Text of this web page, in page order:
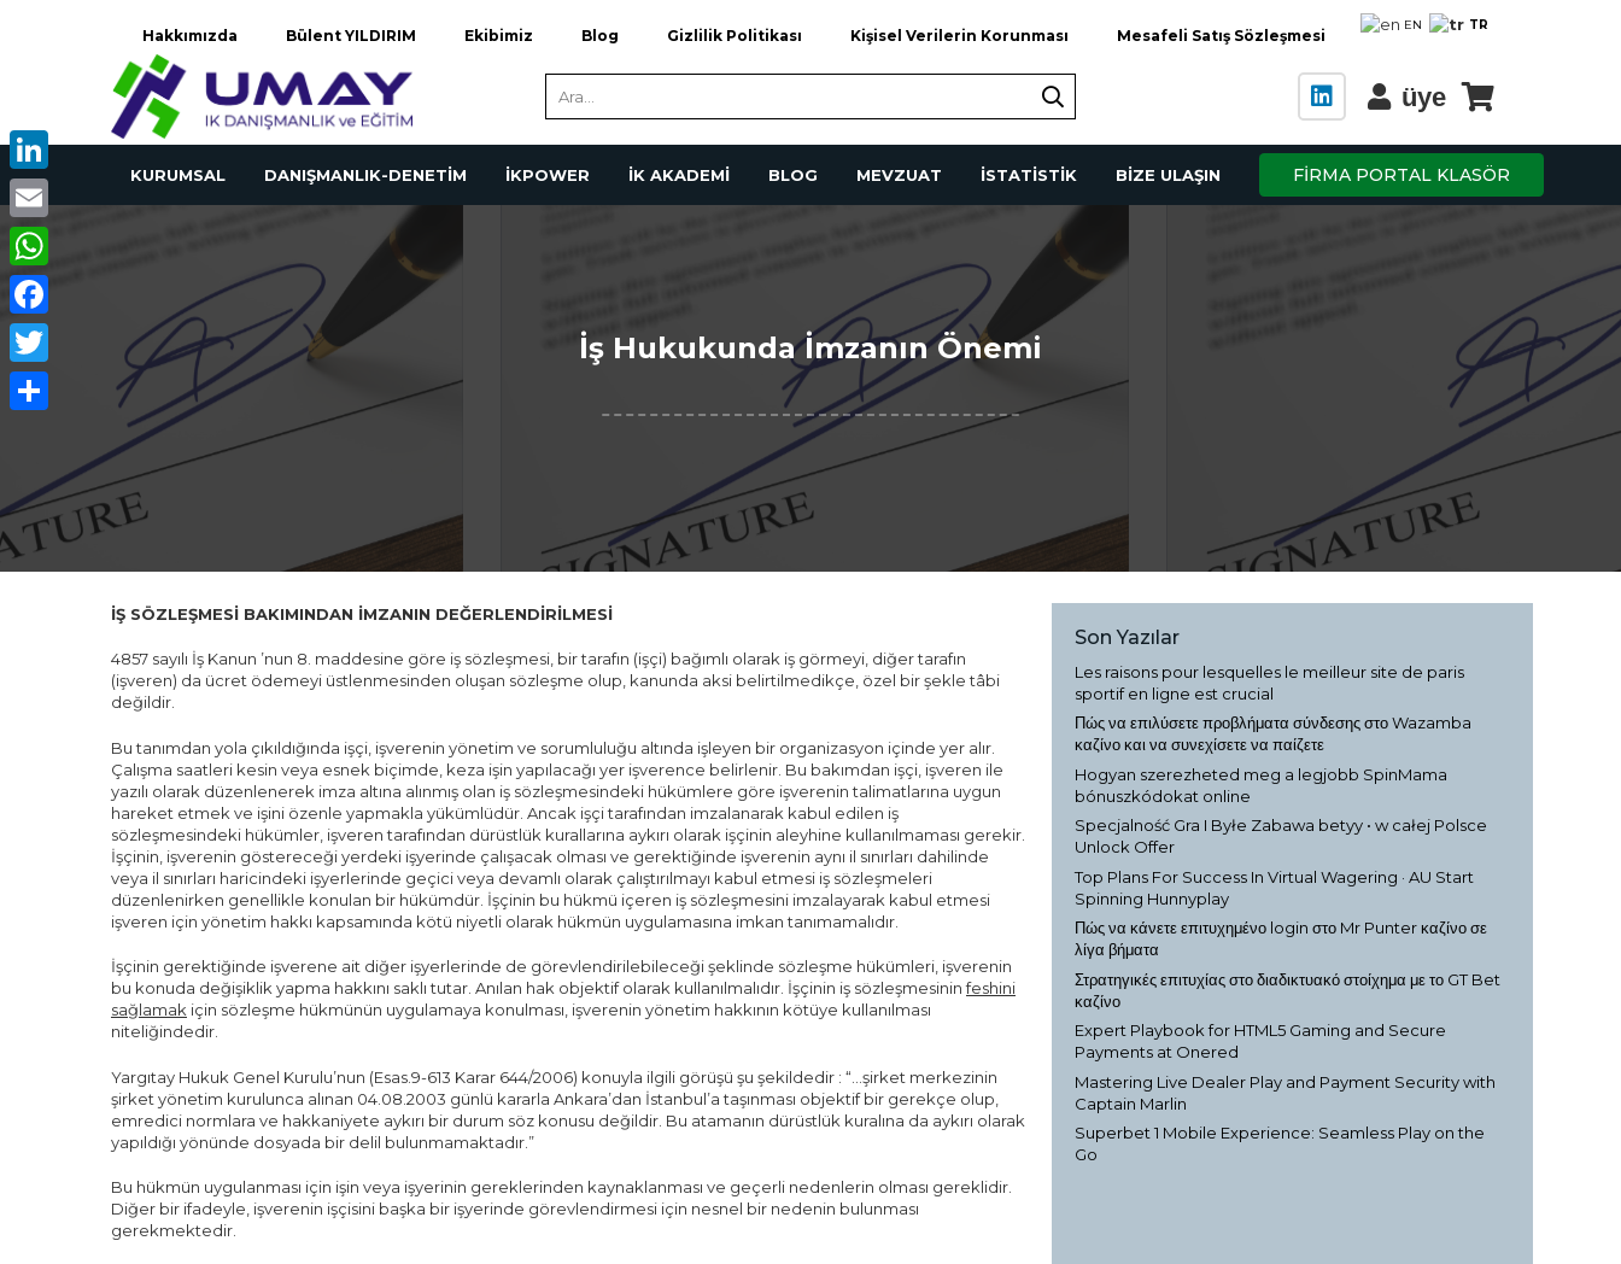
Hakkımızda Bülent YILDIRIM Ekibimiz Blog Gizlilik Politikası Kişisel Verilerin Korunması Mesafeli Satış Sözleşmesi
EN TR
üye
KURUMSAL DANIŞMANLIK-DENETİM İKPOWER İK AKADEMİ BLOG MEVZUAT İSTATİSTİK BİZE ULAŞIN FİRMA PORTAL KLASÖR
İş Hukukunda İmzanın Önemi
İŞ SÖZLEŞMESİ BAKIMINDAN İMZANIN DEĞERLENDİRİLMESİ
4857 sayılı İş Kanun ’nun 8. maddesine göre iş sözleşmesi, bir tarafın (işçi) bağımlı olarak iş görmeyi, diğer tarafın
(işveren) da ücret ödemeyi üstlenmesinden oluşan sözleşme olup, kanunda aksi belirtilmedikçe, özel bir şekle tâbi
değildir.
Bu tanımdan yola çıkıldığında işçi, işverenin yönetim ve sorumluluğu altında işleyen bir organizasyon içinde yer alır.
Çalışma saatleri kesin veya esnek biçimde, keza işin yapılacağı yer işverence belirlenir. Bu bakımdan işçi, işveren ile
yazılı olarak düzenlenerek imza altına alınmış olan iş sözleşmesindeki hükümlere göre işverenin talimatlarına uygun
hareket etmek ve işini özenle yapmakla yükümlüdür. Ancak işçi tarafından imzalanarak kabul edilen iş
sözleşmesindeki hükümler, işveren tarafından dürüstlük kurallarına aykırı olarak işçinin aleyhine kullanılmaması gerekir.
İşçinin, işverenin göstereceği yerdeki işyerinde çalışacak olması ve gerektiğinde işverenin aynı il sınırları dahilinde
veya il sınırları haricindeki işyerlerinde geçici veya devamlı olarak çalıştırılmayı kabul etmesi iş sözleşmeleri
düzenlenirken genellikle konulan bir hükümdür. İşçinin bu hükmü içeren iş sözleşmesini imzalayarak kabul etmesi
işveren için yönetim hakkı kapsamında kötü niyetli olarak hükmün uygulamasına imkan tanımamalıdır.
İşçinin gerektiğinde işverene ait diğer işyerlerinde de görevlendirilebileceği şeklinde sözleşme hükümleri, işverenin
bu konuda değişiklik yapma hakkını saklı tutar. Anılan hak objektif olarak kullanılmalıdır. İşçinin iş sözleşmesininfeshini
sağlamak için sözleşme hükmünün uygulamaya konulması, işverenin yönetim hakkının kötüye kullanılması
niteliğindedir.
Yargıtay Hukuk Genel Kurulu’nun (Esas.9-613 Karar 644/2006) konuyla ilgili görüşü şu şekildedir : “…şirket merkezinin
şirket yönetim kurulunca alınan 04.08.2003 günlü kararla Ankara’dan İstanbul’a taşınması objektif bir gerekçe olup,
emredici normlara ve hakkaniyete aykırı bir durum söz konusu değildir. Bu atamanın dürüstlük kuralına da aykırı olarak
yapıldığı yönünde dosyada bir delil bulunmamaktadır.”
Bu hükmün uygulanması için işin veya işyerinin gereklerinden kaynaklanması ve geçerli nedenlerin olması gereklidir.
Diğer bir ifadeyle, işverenin işçisini başka bir işyerinde görevlendirmesi için nesnel bir nedenin bulunması
gerekmektedir.
Son Yazılar
Les raisons pour lesquelles le meilleur site de paris
sportif en ligne est crucial
Πώς να επιλύσετε προβλήματα σύνδεσης στο Wazamba
καζίνο και να συνεχίσετε να παίζετε
Hogyan szerezheted meg a legjobb SpinMama
bónuszkódokat online
Specjalność Gra I Byłe Zabawa betyy • w całej Polsce
Unlock Offer
Top Plans For Success In Virtual Wagering · AU Start
Spinning Hunnyplay
Πώς να κάνετε επιτυχημένο login στο Mr Punter καζίνο σε
λίγα βήματα
Στρατηγικές επιτυχίας στο διαδικτυακό στοίχημα με το GT Bet
καζίνο
Expert Playbook for HTML5 Gaming and Secure
Payments at Onered
Mastering Live Dealer Play and Payment Security with
Captain Marlin
Superbet 1 Mobile Experience: Seamless Play on the
Go
LinkedIn
Email
WhatsApp
Facebook
Twitter